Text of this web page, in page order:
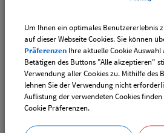
Energieagentur
Um Ihnen ein optimales Benutzererlebnis
auf dieser Webseite Cookies. Sie können
Präferenzen Ihre aktuelle Cookie
Betätigen des Buttons "Alle akzeptieren"
Verwendung aller Cookies zu. Mithilfe des
lehnen Sie der Verwendung nicht
Auflistung der verwendeten Cookies
Cookie Präferenzen.